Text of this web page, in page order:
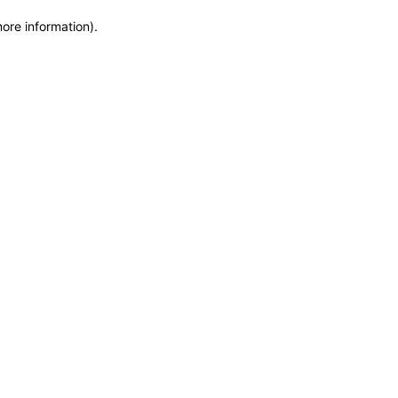
information).